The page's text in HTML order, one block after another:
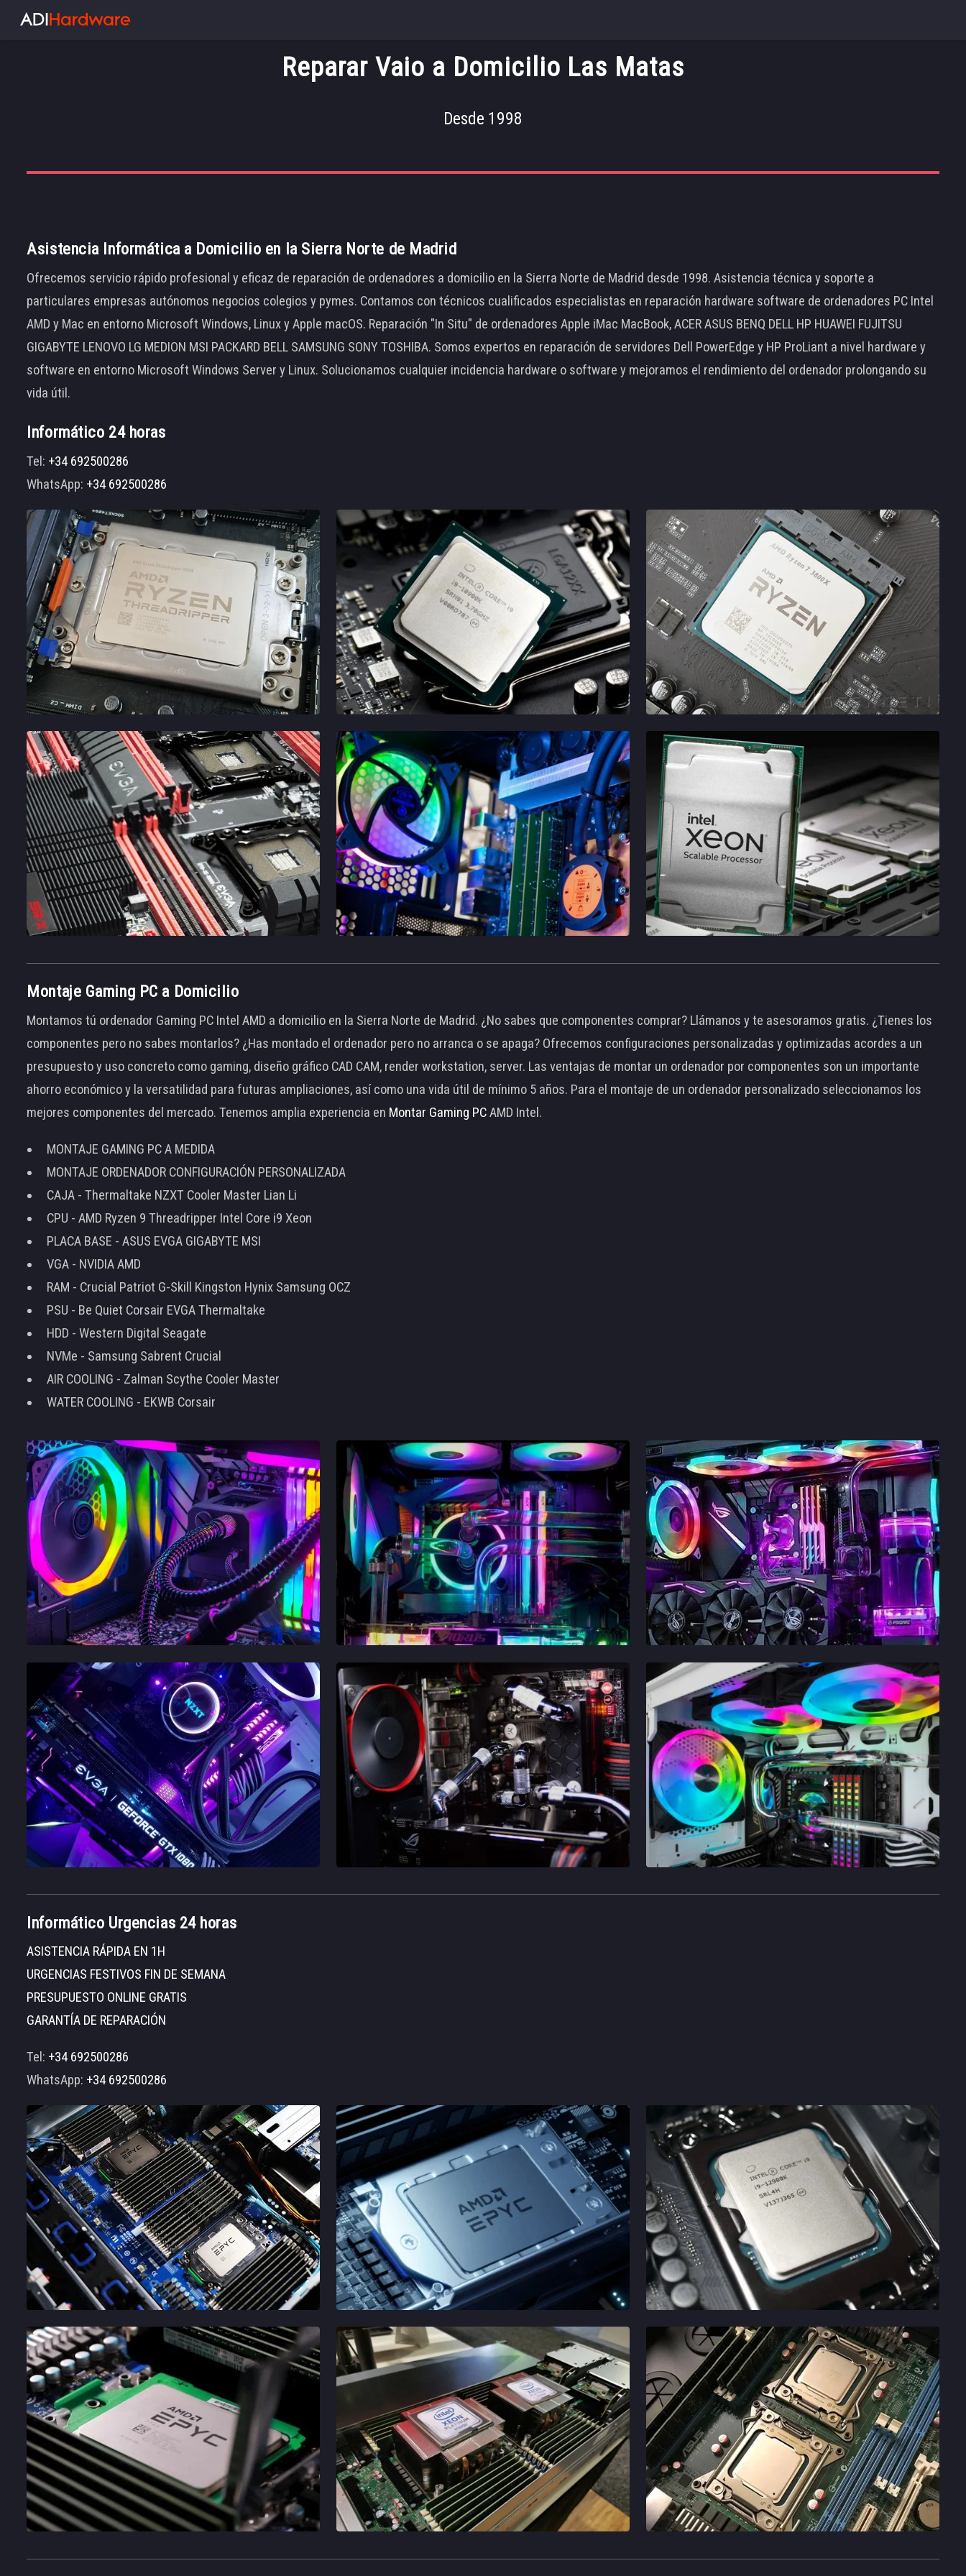
Reparar Vaio a Domicilio Las Matas
Desde 1998
Asistencia Informática a Domicilio en la Sierra Norte de Madrid
Ofrecemos servicio rápido profesional y eficaz de reparación de ordenadores a domicilio en la Sierra Norte de Madrid desde 1998. Asistencia técnica y soporte a
particulares empresas autónomos negocios colegios y pymes. Contamos con técnicos cualificados especialistas en reparación hardware software de ordenadores PC Intel
AMD y Mac en entorno Microsoft Windows, Linux y Apple macOS. Reparación "In Situ" de ordenadores Apple iMac MacBook, ACER ASUS BENQ DELL HP HUAWEI FUJITSU
GIGABYTE LENOVO LG MEDION MSI PACKARD BELL SAMSUNG SONY TOSHIBA. Somos expertos en reparación de servidores Dell PowerEdge y HP ProLiant a nivel hardware y
software en entorno Microsoft Windows Server y Linux. Solucionamos cualquier incidencia hardware o software y mejoramos el rendimiento del ordenador prolongando su
vida útil.
Informático 24 horas
Tel: +34 692500286
WhatsApp: +34 692500286
Montaje Gaming PC a Domicilio
Montamos tú ordenador Gaming PC Intel AMD a domicilio en la Sierra Norte de Madrid. ¿No sabes que componentes comprar? Llámanos y te asesoramos gratis. ¿Tienes los
componentes pero no sabes montarlos? ¿Has montado el ordenador pero no arranca o se apaga? Ofrecemos configuraciones personalizadas y optimizadas acordes a un
presupuesto y uso concreto como gaming, diseño gráfico CAD CAM, render workstation, server. Las ventajas de montar un ordenador por componentes son un importante
ahorro económico y la versatilidad para futuras ampliaciones, así como una vida útil de mínimo 5 años. Para el montaje de un ordenador personalizado seleccionamos los
mejores componentes del mercado. Tenemos amplia experiencia en Montar Gaming PCAMD Intel.
MONTAJE GAMING PC A MEDIDA
MONTAJE ORDENADOR CONFIGURACIÓN PERSONALIZADA
CAJA - Thermaltake NZXT Cooler Master Lian Li
CPU - AMD Ryzen 9 Threadripper Intel Core i9 Xeon
PLACA BASE - ASUS EVGA GIGABYTE MSI
VGA - NVIDIA AMD
RAM - Crucial Patriot G-Skill Kingston Hynix Samsung OCZ
PSU - Be Quiet Corsair EVGA Thermaltake
HDD - Western Digital Seagate
NVMe - Samsung Sabrent Crucial
AIR COOLING - Zalman Scythe Cooler Master
WATER COOLING - EKWB Corsair
Informático Urgencias 24 horas
ASISTENCIA RÁPIDA EN 1H
URGENCIAS FESTIVOS FIN DE SEMANA
PRESUPUESTO ONLINE GRATIS
GARANTÍA DE REPARACIÓN
Tel: +34 692500286
WhatsApp: +34 692500286